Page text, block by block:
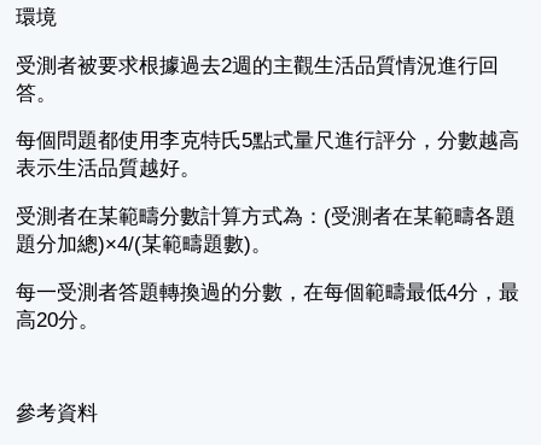
環境
受測者被要求根據過去2週的主觀生活品質情況進行回
答。
每個問題都使用李克特氏5點式量尺進行評分，分數越高
表示生活品質越好。
受測者在某範疇分數計算方式為：(受測者在某範疇各題
題分加總)×4/(某範疇題數)。
每一受測者答題轉換過的分數，在每個範疇最低4分，最
高20分。
參考資料